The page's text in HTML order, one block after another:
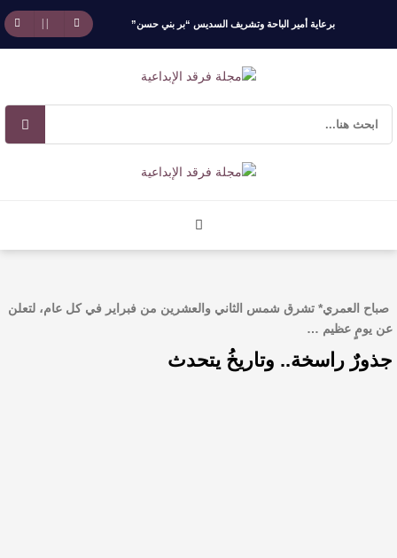
برعاية أمير الباحة وتشريف السديس “بر بني حسن”
تكرّم الفائزين بجائزة “رواد العمل التطوعي 4”
جائزة المهندس زياد الزهراني للتفوق العلمي تكرّم
الروائي جابر محمد مدخلي: أحضر داخل رواياتي
بحذر، والثقافة قوتنا الناعمة لمخاطبة العالم.
صباح العمري* ​تشرق شمس الثاني والعشرين من فبراير في كل عام، لتعلن
عن يومٍ عظيم …
جذورٌ راسخة.. وتاريخُ يتحدث